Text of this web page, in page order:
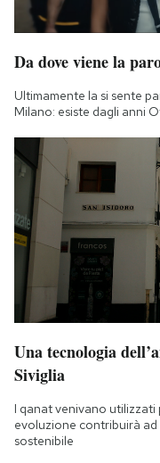
Da dove viene la
Ultimamente la si sente
Milano: esiste dagli anni
Una tecnologia
Siviglia
I qanat venivano
evoluzione contribuirà
sostenibile